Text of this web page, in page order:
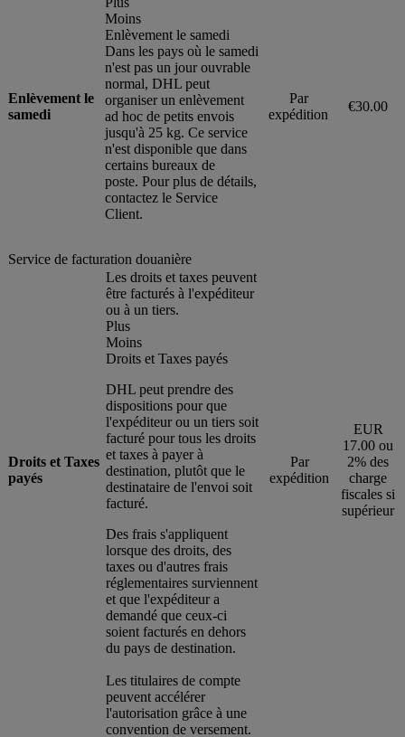
Enlèvement le
samedi
Moins
Enlèvement le samedi
Dans les pays où le samedi
n'est pas un jour ouvrable
normal, DHL peut
organiser un enlèvement
ad hoc de petits envois
jusqu'à 25 kg. Ce service
n'est disponible que dans
certains bureaux de
poste. Pour plus de détails,
contactez le Service
Client.
Par
expédition
€30.00
Service de facturation douanière
Droits et Taxes
payés
Les droits et taxes peuvent
être facturés à l'expéditeur
ou à un tiers.
Plus
Moins
Droits et Taxes payés
DHL peut prendre des
dispositions pour que
l'expéditeur ou un tiers soit
facturé pour tous les droits
et taxes à payer à
destination, plutôt que le
destinataire de l'envoi soit
facturé.
Des frais s'appliquent
lorsque des droits, des
taxes ou d'autres frais
réglementaires surviennent
et que l'expéditeur a
demandé que ceux-ci
soient facturés en dehors
du pays de destination.
Par
expédition
EUR
17.00 ou
2% des
charge
fiscales si
supérieur
Les titulaires de compte
peuvent accélérer
l'autorisation grâce à une
convention de versement.